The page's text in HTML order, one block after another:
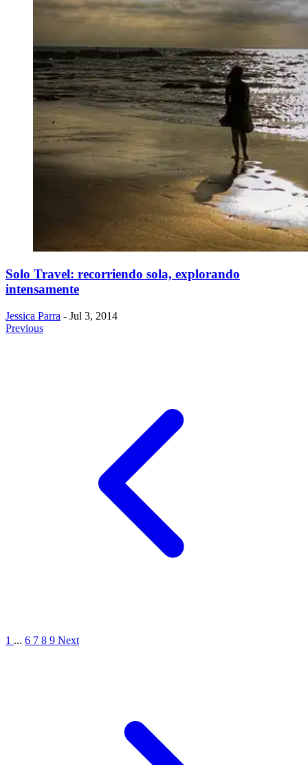
Solo Travel: recorriendo sola, explorando
intensamente
Jessica Parra - Jul 3, 2014
Previous
1 ... 6 7 8 9 Next